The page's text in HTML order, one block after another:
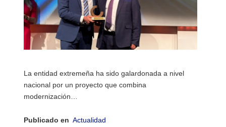
La entidad extremeña ha sido galardonada a nivel
nacional por un proyecto que combina
modernización…
Publicado en Actualidad